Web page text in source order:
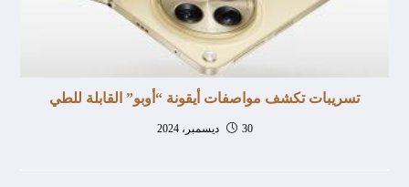
تسريبات تكشف مواصفات أيقونة “أوبو” القابلة للطي
30 ديسمبر، 2024